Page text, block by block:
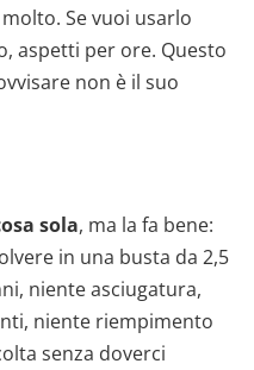
Se vuoi usarlo
aspetti per ore. Questo
non è il suo
sola, ma la fa bene:
in una busta da 2,5
niente asciugatura,
niente riempimento
senza doverci